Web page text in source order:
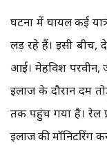
घटना में घायल कई
लड़ रहे हैं। इसी बीच,
आई। मेहविश परवीन,
इलाज के दौरान दम
तक पहुंच गया है। रेल
इलाज की मॉनिटरिंग